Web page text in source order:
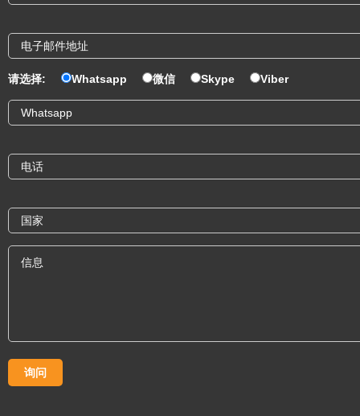
请选择: Whatsapp 微信 Skype Viber